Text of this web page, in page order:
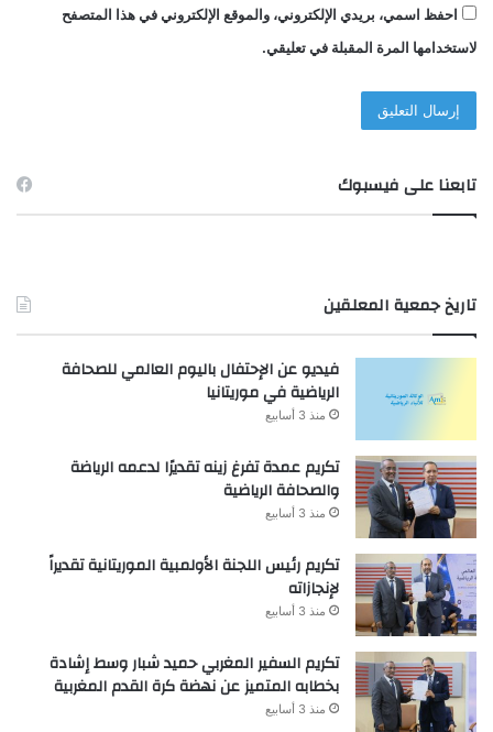
احفظ اسمي، بريدي الإلكتروني، والموقع الإلكتروني في هذا المتصفح
لاستخدامها المرة المقبلة في تعليقي.
تابعنا على فيسبوك
تاريخ جمعية المعلقين
فيديو عن الإحتفال باليوم العالمي للصحافة
الرياضية في موريتانيا
منذ 3 أسابيع
تكريم عمدة تفرغ زينه تقديرًا لدعمه الرياضة
والصحافة الرياضية
منذ 3 أسابيع
تكريم رئيس اللجنة الأولمبية الموريتانية تقديراً
لإنجازاته
منذ 3 أسابيع
تكريم السفير المغربي حميد شبار وسط إشادة
بخطابه المتميز عن نهضة كرة القدم المغربية
منذ 3 أسابيع